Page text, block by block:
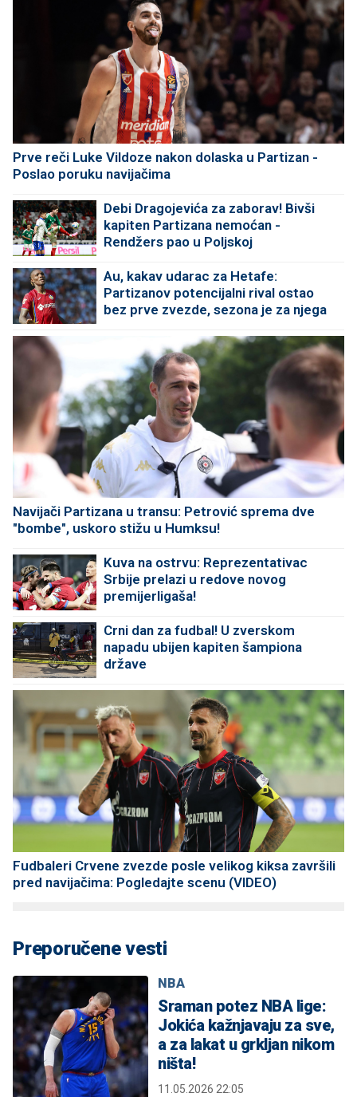
Prve reči Luke Vildoze nakon dolaska u Partizan -
Poslao poruku navijačima
Debi Dragojevića za zaborav! Bivši
kapiten Partizana nemoćan -
Rendžers pao u Poljskoj
Au, kakav udarac za Hetafe:
Partizanov potencijalni rival ostao
bez prve zvezde, sezona je za njega
Navijači Partizana u transu: Petrović sprema dve
"bombe", uskoro stižu u Humksu!
Kuva na ostrvu: Reprezentativac
Srbije prelazi u redove novog
premijerligaša!
Crni dan za fudbal! U zverskom
napadu ubijen kapiten šampiona
države
Fudbaleri Crvene zvezde posle velikog kiksa završili
pred navijačima: Pogledajte scenu (VIDEO)
Preporučene vesti
NBA
Sraman potez NBA lige:
Jokića kažnjavaju za sve,
a za lakat u grkljan nikom
ništa!
11.05.2026 22:05